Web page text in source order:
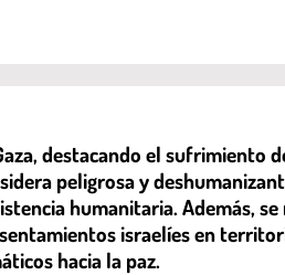
destacando el sufrimiento
peligrosa y
humanitaria. Además, se
israelíes en
hacia la paz.